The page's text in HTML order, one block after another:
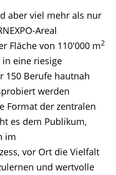
aber viel mehr als nur
Areal
Fläche von 110'000 m2
eine riesige
150 Berufe hautnah
werden
Format der zentralen
es dem Publikum,
im
vor Ort die Vielfalt
und wertvolle